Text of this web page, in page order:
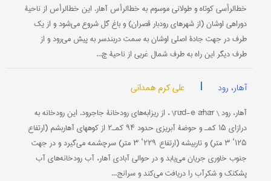
خط‌الرأسی کوتاه و طولانی موسوم به خط‌الرأس آهار. این خط‌الرأس از ناحیۀ
دوراهی اوشان (از شهرهای رودبار قصران) و باغ گل شروع می‌شود و از یک
طرف در جهت جادۀ اصلی اوشان به سمت دربندسر به پیش‌ می‌رود و از
طرف دیگر این راه به طرف شمال ‌غربی از ناحیۀ چ...
آهار، رود | علی کرم همدانی
آهار، رود \ rūd-e āhār\ ، از ریزابه‌های رودخانۀ جاجرود. این رودخانه به
درازای ۱۵ کمـ و حوضۀ آبریزی حدود ۹۴ کمـ۲ از کوههای آهاربشم (ارتفاع:
۱۲۵‘ ۳ متر) و تاربیشه (ارتفاع: ۲۲۹‘ ۳ متر) سرچشمه می‌گیرد و در جهت
جنوب خاوری جریان می‌یابد و در حوالی آبادی آهار، آب رودخانه‌های آب
پشکنک و شکرآب را دریافت می‌کند و سرانج...